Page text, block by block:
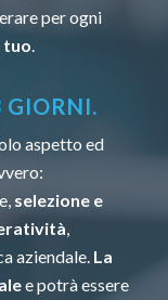
per ogni
tuo.
GIORNI.
aspetto ed
selezione e
aziendale. La
e potrà essere